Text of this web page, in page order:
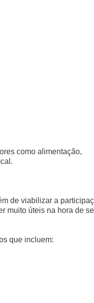
como alimentação,
de viabilizar a
muito úteis na hora de se
que incluem: